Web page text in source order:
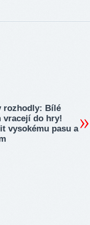
rozhodly: Bílé
vracejí do hry!
vysokému pasu a